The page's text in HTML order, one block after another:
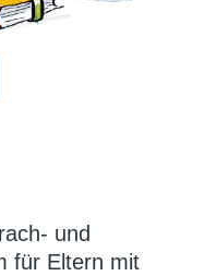
und
für Eltern mit